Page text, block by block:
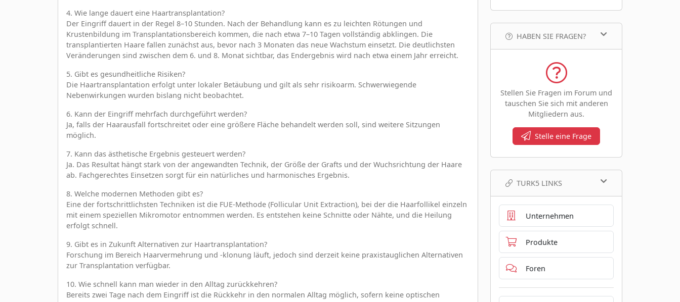
4. Wie lange dauert eine Haartransplantation?
Der Eingriff dauert in der Regel 8–10 Stunden. Nach der Behandlung kann es zu leichten Rötungen und
Krustenbildung im Transplantationsbereich kommen, die nach etwa 7–10 Tagen vollständig abklingen. Die
transplantierten Haare fallen zunächst aus, bevor nach 3 Monaten das neue Wachstum einsetzt. Die deutlichsten
Veränderungen sind zwischen dem 6. und 8. Monat sichtbar, das Endergebnis wird nach etwa einem Jahr erreicht.
5. Gibt es gesundheitliche Risiken?
Die Haartransplantation erfolgt unter lokaler Betäubung und gilt als sehr risikoarm. Schwerwiegende
Nebenwirkungen wurden bislang nicht beobachtet.
6. Kann der Eingriff mehrfach durchgeführt werden?
Ja, falls der Haarausfall fortschreitet oder eine größere Fläche behandelt werden soll, sind weitere Sitzungen
möglich.
7. Kann das ästhetische Ergebnis gesteuert werden?
Ja. Das Resultat hängt stark von der angewandten Technik, der Größe der Grafts und der Wuchsrichtung der Haare
ab. Fachgerechtes Einsetzen sorgt für ein natürliches und harmonisches Ergebnis.
8. Welche modernen Methoden gibt es?
Eine der fortschrittlichsten Techniken ist die FUE-Methode (Follicular Unit Extraction), bei der die Haarfollikel einzeln
mit einem speziellen Mikromotor entnommen werden. Es entstehen keine Schnitte oder Nähte, und die Heilung
erfolgt schnell.
9. Gibt es in Zukunft Alternativen zur Haartransplantation?
Forschung im Bereich Haarvermehrung und -klonung läuft, jedoch sind derzeit keine praxistauglichen Alternativen
zur Transplantation verfügbar.
10. Wie schnell kann man wieder in den Alltag zurückkehren?
Bereits zwei Tage nach dem Eingriff ist die Rückkehr in den normalen Alltag möglich, sofern keine optischen
HABEN SIE FRAGEN?
Stellen Sie Fragen im Forum und
tauschen Sie sich mit anderen
Mitgliedern aus.
Stelle eine Frage
TURK5 LINKS
Unternehmen
Produkte
Foren